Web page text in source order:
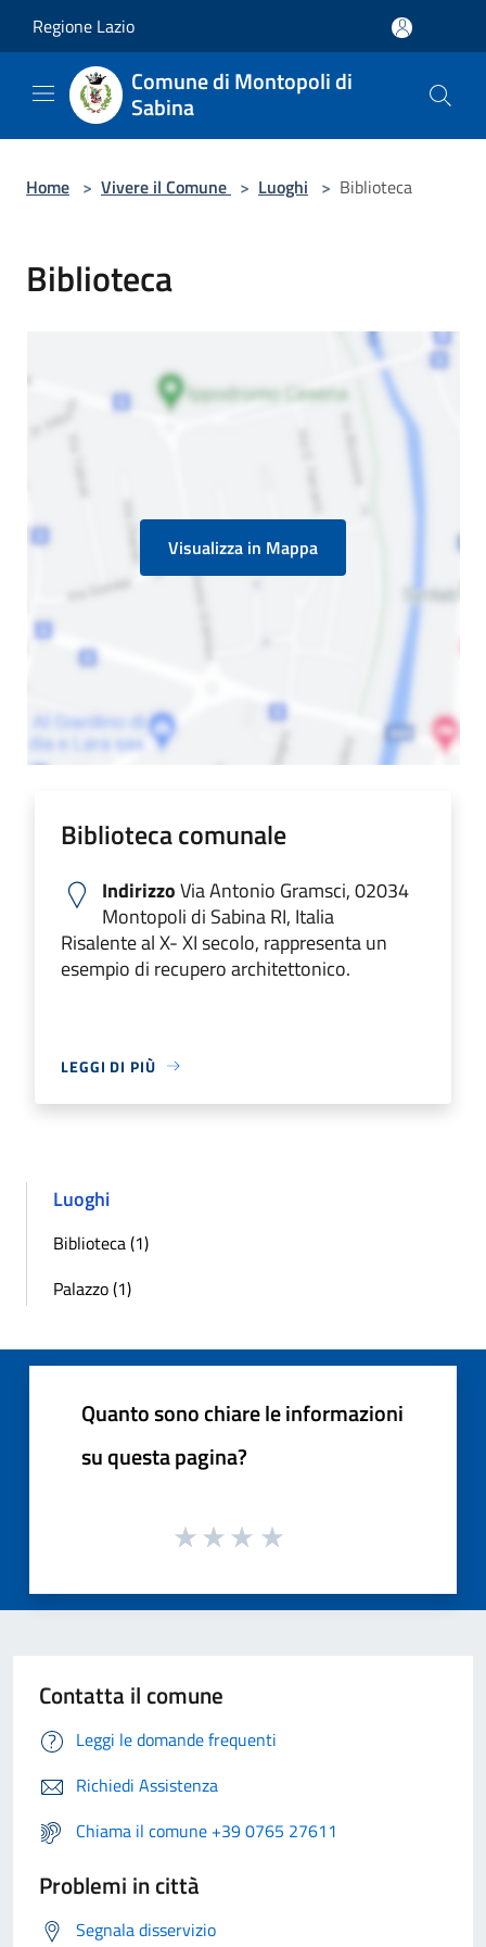
Regione Lazio
Comune di Montopoli di
Sabina
Home > Vivere il Comune > Luoghi > Biblioteca
Biblioteca
Visualizza in Mappa
Biblioteca comunale
IndirizzoVia Antonio Gramsci, 02034
Montopoli di Sabina RI, Italia
Risalente al X- XI secolo, rappresenta un
esempio di recupero architettonico.
LEGGI DI PIÙ
Luoghi
Biblioteca (1)
Palazzo (1)
Quanto sono chiare le informazioni
su questa pagina?
Contatta il comune
Leggi le domande frequenti
Richiedi Assistenza
Chiama il comune +39 0765 27611
Problemi in città
Segnala disservizio